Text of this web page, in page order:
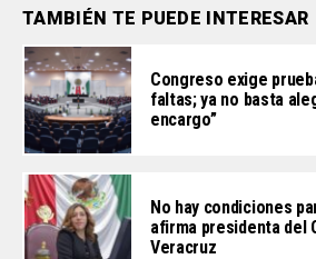
TAMBIÉN TE PUEDE INTERESAR
Congreso exige
faltas; ya no basta
encargo”
No hay condiciones
afirma presidenta del
Veracruz